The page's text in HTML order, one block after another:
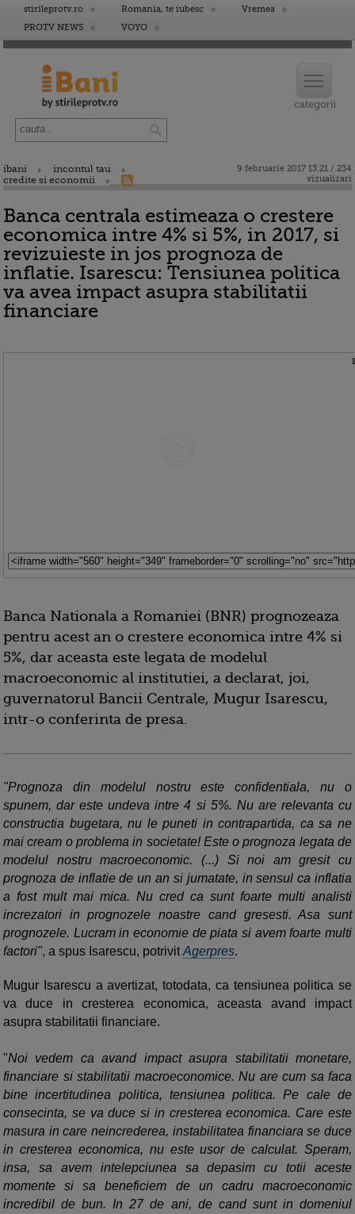
stirileprotv.ro Romania, te iubesc
Vremea
PROTV NEWS
VOYO
ibani
incontul tau
credite si economii
9 februarie 2017 13:21 / 234
vizualizari
Banca centrala estimeaza o crestere
economica intre 4% si 5%, in 2017, si
revizuieste in jos prognoza de
inflatie. Isarescu: Tensiunea politica
va avea impact asupra stabilitatii
financiare
Banca Nationala a Romaniei (BNR) prognozeaza
pentru acest an o crestere economica intre 4% si
5%, dar aceasta este legata de modelul
macroeconomic al institutiei, a declarat, joi,
guvernatorul Bancii Centrale, Mugur Isarescu,
intr-o conferinta de presa.
"Prognoza din modelul nostru este confidentiala, nu o
spunem, dar este undeva intre 4 si 5%. Nu are relevanta cu
constructia bugetara, nu le puneti in contrapartida, ca sa ne
mai cream o problema in societate! Este o prognoza legata de
modelul nostru macroeconomic. (...) Si noi am gresit cu
prognoza de inflatie de un an si jumatate, in sensul ca inflatia
a fost mult mai mica. Nu cred ca sunt foarte multi analisti
increzatori in prognozele noastre cand gresesti. Asa sunt
prognozele. Lucram in economie de piata si avem foarte multi
factori", a spus Isarescu, potrivitAgerpres.
Mugur Isarescu a avertizat, totodata, ca tensiunea politica se
va duce in cresterea economica, aceasta avand impact
asupra stabilitatii financiare.
"Noi vedem ca avand impact asupra stabilitatii monetare,
financiare si stabilitatii macroeconomice. Nu are cum sa faca
bine incertitudinea politica, tensiunea politica. Pe cale de
consecinta, se va duce si in cresterea economica. Care este
masura in care neincrederea, instabilitatea financiara se duce
in cresterea economica, nu este usor de calculat. Speram,
insa, sa avem intelepciunea sa depasim cu totii aceste
momente si sa beneficiem de un cadru macroeconomic
incredibil de bun. In 27 de ani, de cand sunt in domeniul